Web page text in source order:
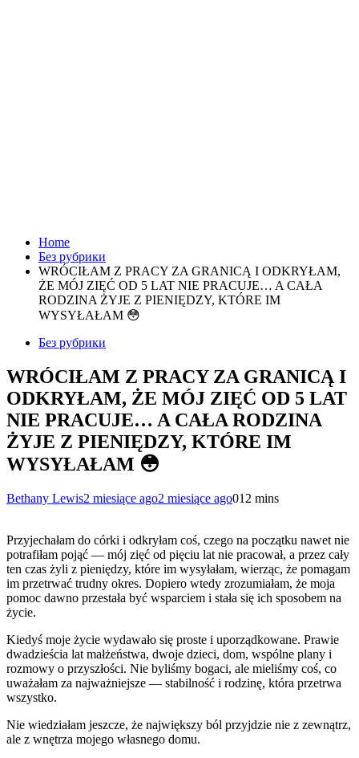
Home
Без рубрики
WRÓCIŁAM Z PRACY ZA GRANICĄ I ODKRYŁAM,
ŻE MÓJ ZIĘĆ OD 5 LAT NIE PRACUJE… A CAŁA
RODZINA ŻYJE Z PIENIĘDZY, KTÓRE IM
WYSYŁAŁAM 😳
Без рубрики
WRÓCIŁAM Z PRACY ZA GRANICĄ I
ODKRYŁAM, ŻE MÓJ ZIĘĆ OD 5 LAT
NIE PRACUJE… A CAŁA RODZINA
ŻYJE Z PIENIĘDZY, KTÓRE IM
WYSYŁAŁAM 😳
Bethany Lewis2 miesiące ago2 miesiące ago012 mins
Przyjechałam do córki i odkryłam coś, czego na początku nawet nie
potrafiłam pojąć — mój zięć od pięciu lat nie pracował, a przez cały
ten czas żyli z pieniędzy, które im wysyłałam, wierząc, że pomagam
im przetrwać trudny okres. Dopiero wtedy zrozumiałam, że moja
pomoc dawno przestała być wsparciem i stała się ich sposobem na
życie.
Kiedyś moje życie wydawało się proste i uporządkowane. Prawie
dwadzieścia lat małżeństwa, dwoje dzieci, dom, wspólne plany i
rozmowy o przyszłości. Nie byliśmy bogaci, ale mieliśmy coś, co
uważałam za najważniejsze — stabilność i rodzinę, która przetrwa
wszystko.
Nie wiedziałam jeszcze, że największy ból przyjdzie nie z zewnątrz,
ale z wnętrza mojego własnego domu.